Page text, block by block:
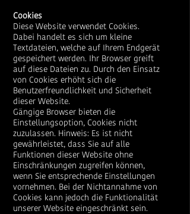
Cookies
Diese Website verwendet Cookies.
Dabei handelt es sich um kleine
Textdateien, welche auf Ihrem Endgerät
gespeichert werden. Ihr Browser greift
auf diese Dateien zu. Durch den Einsatz
von Cookies erhöht sich die
Benutzerfreundlichkeit und Sicherheit
dieser Website.
Gängige Browser bieten die
Einstellungsoption, Cookies nicht
zuzulassen. Hinweis: Es ist nicht
gewährleistet, dass Sie auf alle
Funktionen dieser Website ohne
Einschränkungen zugreifen können,
wenn Sie entsprechende Einstellungen
vornehmen. Bei der Nichtannahme von
Cookies kann jedoch die Funktionalität
unserer Website eingeschränkt sein.